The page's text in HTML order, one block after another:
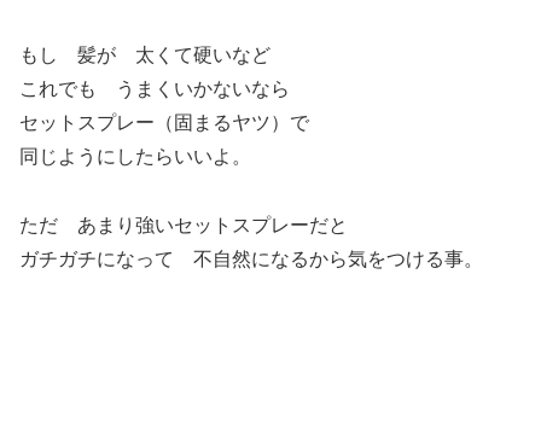
もし 髪が 太くて硬いなど
これでも うまくいかないなら
セットスプレー（固まるヤツ）で
同じようにしたらいいよ。
ただ あまり強いセットスプレーだと
ガチガチになって 不自然になるから気をつける事。